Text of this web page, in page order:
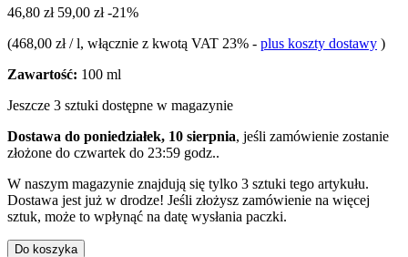
46,80 zł 59,00 zł -21%
(468,00 zł / l, włącznie z kwotą VAT 23% - plus koszty dostawy )
Zawartość: 100 ml
Jeszcze 3 sztuki dostępne w magazynie
Dostawa do poniedziałek, 10 sierpnia, jeśli zamówienie zostanie
złożone do czwartek do 23:59 godz..
W naszym magazynie znajdują się tylko 3 sztuki tego artykułu.
Dostawa jest już w drodze! Jeśli złożysz zamówienie na więcej
sztuk, może to wpłynąć na datę wysłania paczki.
Do koszyka